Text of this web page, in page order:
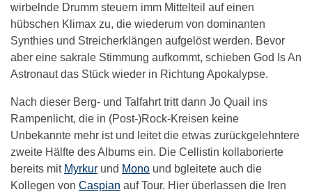
wirbelnde Drumm steuern imm Mittelteil auf einen
hübschen Klimax zu, die wiederum von dominanten
Synthies und Streicherklängen aufgelöst werden. Bevor
aber eine sakrale Stimmung aufkommt, schieben God Is An
Astronaut das Stück wieder in Richtung Apokalypse.
Nach dieser Berg- und Talfahrt tritt dann Jo Quail ins
Rampenlicht, die in (Post-)Rock-Kreisen keine
Unbekannte mehr ist und leitet die etwas zurückgelehntere
zweite Hälfte des Albums ein. Die Cellistin kollaborierte
bereits mit Myrkur und Mono und bgleitete auch die
Kollegen von Caspian auf Tour. Hier überlassen die Iren